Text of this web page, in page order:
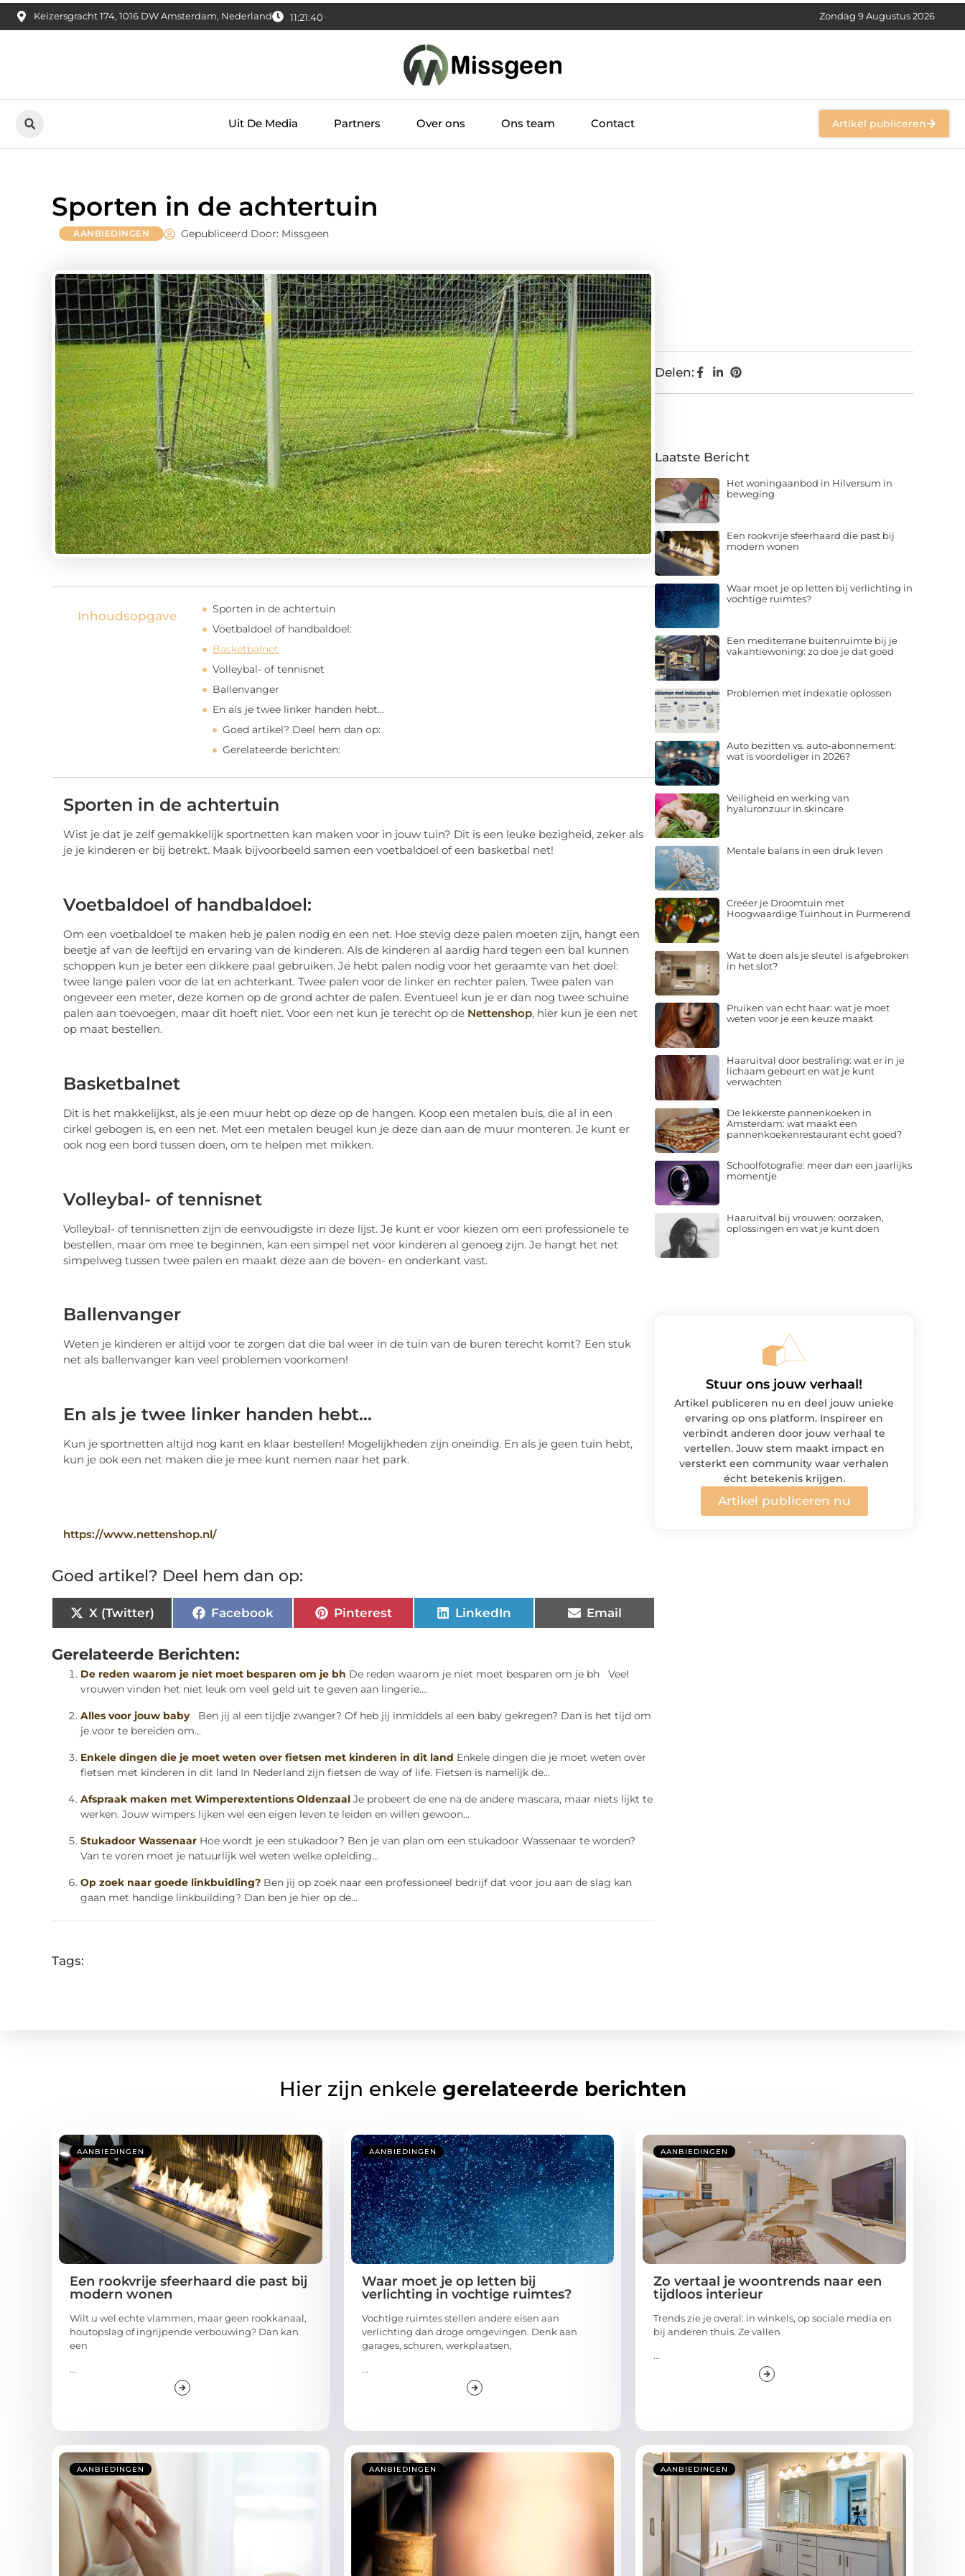
Keizersgracht 174, 1016 DW Amsterdam, Nederland 11:21:41 Zondag 9 Augustus 2026
Uit De Media Partners Over ons Ons team Contact Artikel publiceren
Sporten in de achtertuin
AANBIEDINGEN Gepubliceerd Door: Missgeen
Inhoudsopgave
Sporten in de achtertuin
Voetbaldoel of handbaldoel:
Basketbalnet
Volleybal- of tennisnet
Ballenvanger
En als je twee linker handen hebt…
Goed artikel? Deel hem dan op:
Gerelateerde berichten:
Sporten in de achtertuin
Wist je dat je zelf gemakkelijk sportnetten kan maken voor in jouw tuin? Dit is een leuke bezigheid, zeker als
je je kinderen er bij betrekt. Maak bijvoorbeeld samen een voetbaldoel of een basketbal net!
Voetbaldoel of handbaldoel:
Om een voetbaldoel te maken heb je palen nodig en een net. Hoe stevig deze palen moeten zijn, hangt een
beetje af van de leeftijd en ervaring van de kinderen. Als de kinderen al aardig hard tegen een bal kunnen
schoppen kun je beter een dikkere paal gebruiken. Je hebt palen nodig voor het geraamte van het doel:
twee lange palen voor de lat en achterkant. Twee palen voor de linker en rechter palen. Twee palen van
ongeveer een meter, deze komen op de grond achter de palen. Eventueel kun je er dan nog twee schuine
palen aan toevoegen, maar dit hoeft niet. Voor een net kun je terecht op de Nettenshop, hier kun je een net
op maat bestellen.
Basketbalnet
Dit is het makkelijkst, als je een muur hebt op deze op de hangen. Koop een metalen buis, die al in een
cirkel gebogen is, en een net. Met een metalen beugel kun je deze dan aan de muur monteren. Je kunt er
ook nog een bord tussen doen, om te helpen met mikken.
Volleybal- of tennisnet
Volleybal- of tennisnetten zijn de eenvoudigste in deze lijst. Je kunt er voor kiezen om een professionele te
bestellen, maar om mee te beginnen, kan een simpel net voor kinderen al genoeg zijn. Je hangt het net
simpelweg tussen twee palen en maakt deze aan de boven- en onderkant vast.
Ballenvanger
Weten je kinderen er altijd voor te zorgen dat die bal weer in de tuin van de buren terecht komt? Een stuk
net als ballenvanger kan veel problemen voorkomen!
En als je twee linker handen hebt…
Kun je sportnetten altijd nog kant en klaar bestellen! Mogelijkheden zijn oneindig. En als je geen tuin hebt,
kun je ook een net maken die je mee kunt nemen naar het park.
https://www.nettenshop.nl/
Goed artikel? Deel hem dan op:
X (Twitter) Facebook Pinterest LinkedIn Email
Gerelateerde Berichten:
De reden waarom je niet moet besparen om je bh De reden waarom je niet moet besparen om je bh Veel
vrouwen vinden het niet leuk om veel geld uit te geven aan lingerie....
Alles voor jouw baby
Ben jij al een tijdje zwanger? Of heb jij inmiddels al een baby gekregen? Dan is het tijd om
je voor te bereiden om...
Enkele dingen die je moet weten over fietsen met kinderen in dit land Enkele dingen die je moet weten over
fietsen met kinderen in dit land In Nederland zijn fietsen de way of life. Fietsen is namelijk de...
Afspraak maken met Wimperextentions Oldenzaal Je probeert de ene na de andere mascara, maar niets lijkt te
werken. Jouw wimpers lijken wel een eigen leven te leiden en willen gewoon...
Stukadoor Wassenaar Hoe wordt je een stukadoor? Ben je van plan om een stukadoor Wassenaar te worden?
Van te voren moet je natuurlijk wel weten welke opleiding...
Op zoek naar goede linkbuidling? Ben jij op zoek naar een professioneel bedrijf dat voor jou aan de slag kan
gaan met handige linkbuilding? Dan ben je hier op de...
Tags:
Delen:
Laatste Bericht
Het woningaanbod in Hilversum in
beweging
Een rookvrije sfeerhaard die past bij
modern wonen
Waar moet je op letten bij verlichting in
vochtige ruimtes?
Een mediterrane buitenruimte bij je
vakantiewoning: zo doe je dat goed
Problemen met indexatie oplossen
Auto bezitten vs. auto-abonnement:
wat is voordeliger in 2026?
Veiligheid en werking van
hyaluronzuur in skincare
Mentale balans in een druk leven
Creëer je Droomtuin met
Hoogwaardige Tuinhout in Purmerend
Wat te doen als je sleutel is afgebroken
in het slot?
Pruiken van echt haar: wat je moet
weten voor je een keuze maakt
Haaruitval door bestraling: wat er in je
lichaam gebeurt en wat je kunt
verwachten
De lekkerste pannenkoeken in
Amsterdam: wat maakt een
pannenkoekenrestaurant echt goed?
Schoolfotografie: meer dan een jaarlijks
momentje
Haaruitval bij vrouwen: oorzaken,
oplossingen en wat je kunt doen
Stuur ons jouw verhaal!
Artikel publiceren nu en deel jouw unieke
ervaring op ons platform. Inspireer en
verbindt anderen door jouw verhaal te
vertellen. Jouw stem maakt impact en
versterkt een community waar verhalen
écht betekenis krijgen.
Artikel publiceren nu
Hier zijn enkele gerelateerde berichten
AANBIEDINGEN
Een rookvrije sfeerhaard die past bij
modern wonen
Wilt u wel echte vlammen, maar geen rookkanaal,
houtopslag of ingrijpende verbouwing? Dan kan
een
...
AANBIEDINGEN
Waar moet je op letten bij
verlichting in vochtige ruimtes?
Vochtige ruimtes stellen andere eisen aan
verlichting dan droge omgevingen. Denk aan
garages, schuren, werkplaatsen,
...
AANBIEDINGEN
Zo vertaal je woontrends naar een
tijdloos interieur
Trends zie je overal: in winkels, op sociale media en
bij anderen thuis. Ze vallen
...
AANBIEDINGEN AANBIEDINGEN AANBIEDINGEN